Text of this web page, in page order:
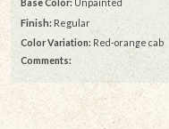
Finish:Regular
Color Variation: Red-orange cab
Comments: